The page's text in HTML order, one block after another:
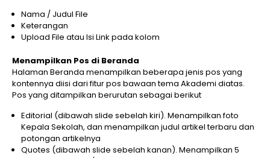
Nama / Judul File
Keterangan
Upload File atau Isi Link pada kolom
Menampilkan Pos di Beranda
Halaman Beranda menampilkan beberapa jenis pos yang
kontennya diisi dari fitur pos bawaan tema Akademi diatas.
Pos yang ditampilkan berurutan sebagai berikut
Editorial (dibawah slide sebelah kiri). Menampilkan foto
Kepala Sekolah, dan menampilkan judul artikel terbaru dan
potongan artikelnya
Quotes (dibawah slide sebelah kanan). Menampilkan 5